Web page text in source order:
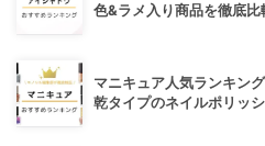
色&ラメ入り商品を徹底比
マニキュア人気ランキン
乾タイプのネイルポリッ